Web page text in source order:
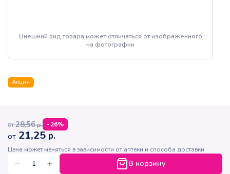
Внешний вид товара может отличаться от изображённого
на фотографии
Акция
от 28,56р. -26%
от 21,25 р.
Цена может меняться в зависимости от аптеки и способа доставки
В корзину